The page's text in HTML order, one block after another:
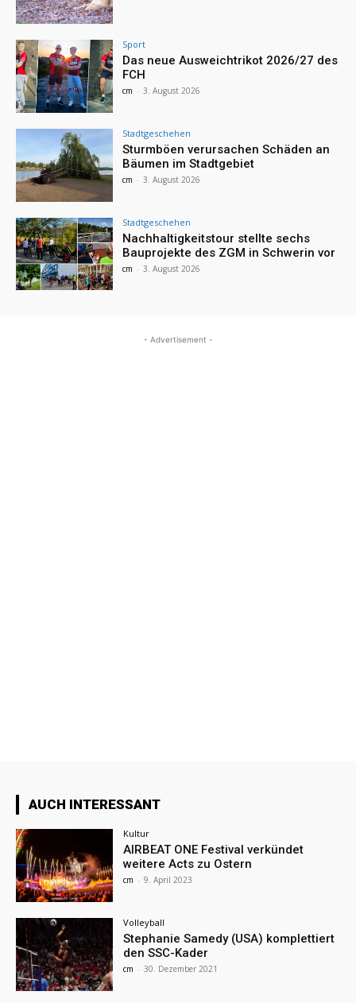
Sport
Das neue Ausweichtrikot 2026/27 des
FCH
cm - 3. August 2026
Stadtgeschehen
Sturmböen verursachen Schäden an
Bäumen im Stadtgebiet
cm - 3. August 2026
Stadtgeschehen
Nachhaltigkeitstour stellte sechs
Bauprojekte des ZGM in Schwerin vor
cm - 3. August 2026
- Advertisement -
AUCH INTERESSANT
Kultur
AIRBEAT ONE Festival verkündet
weitere Acts zu Ostern
cm - 9. April 2023
Volleyball
Stephanie Samedy (USA) komplettiert
den SSC-Kader
cm - 30. Dezember 2021